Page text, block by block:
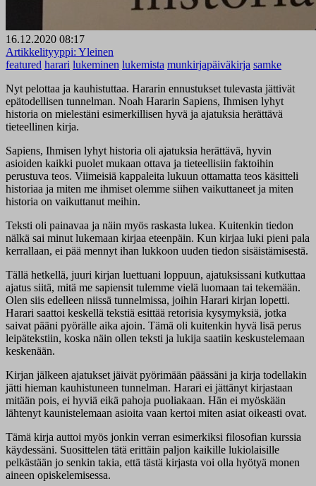
16.12.2020 08:17
Artikkelityyppi: Yleinen
featured harari lukeminen lukemista munkirjapäiväkirja samke
Nyt pelottaa ja kauhistuttaa. Hararin ennustukset tulevasta jättivät
epätodellisen tunnelman. Noah Hararin Sapiens, Ihmisen lyhyt
historia on mielestäni esimerkillisen hyvä ja ajatuksia herättävä
tieteellinen kirja.
Sapiens, Ihmisen lyhyt historia oli ajatuksia herättävä, hyvin
asioiden kaikki puolet mukaan ottava ja tieteellisiin faktoihin
perustuva teos. Viimeisiä kappaleita lukuun ottamatta teos käsitteli
historiaa ja miten me ihmiset olemme siihen vaikuttaneet ja miten
historia on vaikuttanut meihin.
Teksti oli painavaa ja näin myös raskasta lukea. Kuitenkin tiedon
nälkä sai minut lukemaan kirjaa eteenpäin. Kun kirjaa luki pieni pala
kerrallaan, ei pää mennyt ihan lukkoon uuden tiedon sisäistämisestä.
Tällä hetkellä, juuri kirjan luettuani loppuun, ajatuksissani kutkuttaa
ajatus siitä, mitä me sapiensit tulemme vielä luomaan tai tekemään.
Olen siis edelleen niissä tunnelmissa, joihin Harari kirjan lopetti.
Harari saattoi keskellä tekstiä esittää retorisia kysymyksiä, jotka
saivat pääni pyörälle aika ajoin. Tämä oli kuitenkin hyvä lisä perus
leipätekstiin, koska näin ollen teksti ja lukija saatiin keskustelemaan
keskenään.
Kirjan jälkeen ajatukset jäivät pyörimään päässäni ja kirja todellakin
jätti hieman kauhistuneen tunnelman. Harari ei jättänyt kirjastaan
mitään pois, ei hyviä eikä pahoja puoliakaan. Hän ei myöskään
lähtenyt kaunistelemaan asioita vaan kertoi miten asiat oikeasti ovat.
Tämä kirja auttoi myös jonkin verran esimerkiksi filosofian kurssia
käydessäni. Suosittelen tätä erittäin paljon kaikille lukiolaisille
pelkästään jo senkin takia, että tästä kirjasta voi olla hyötyä monen
aineen opiskelemisessa.